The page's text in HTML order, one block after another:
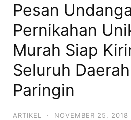
Pesan
Pernikahan
Murah Siap
Seluruh
Paringin
ARTIKEL · NOVEMBER 25, 2018